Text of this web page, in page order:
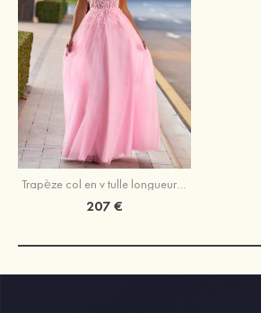
Trapèze col en v tulle longueur ras du sol robe de bal avec appliqué perles paillettes
207 €